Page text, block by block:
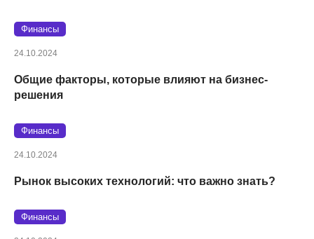
Финансы
24.10.2024
Общие факторы, которые влияют на бизнес-
решения
Финансы
24.10.2024
Рынок высоких технологий: что важно знать?
Финансы